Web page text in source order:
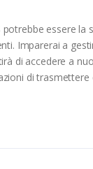
essere la
Imparerai a
di accedere a
di